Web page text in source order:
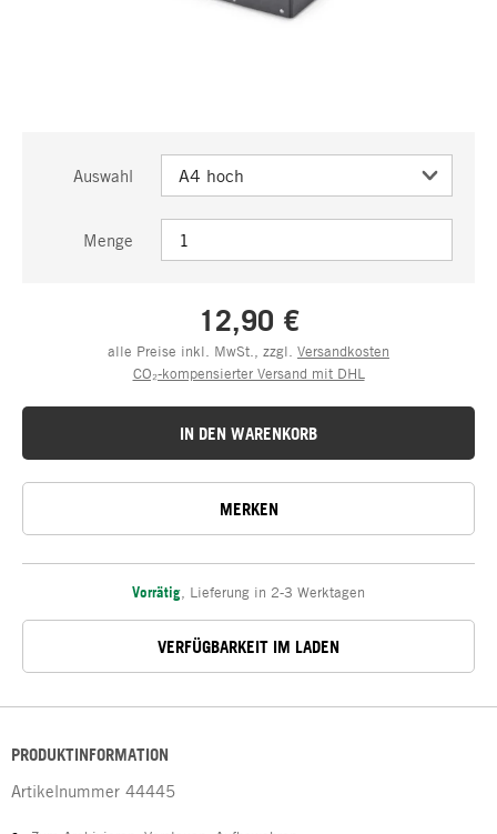
Auswahl
Menge
12,90 €
alle Preise inkl. MwSt., zzgl. Versandkosten
CO₂-kompensierter Versand mit DHL
IN DEN WARENKORB
MERKEN
Vorrätig Lieferung in 2-3 Werktagen
VERFÜGBARKEIT IM LADEN
PRODUKTINFORMATION
Artikelnummer 44445